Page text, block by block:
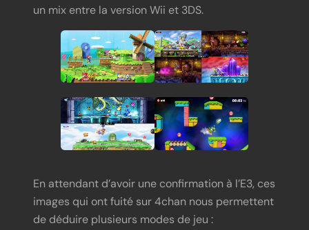
un mix entre la version Wii et 3DS.
En attendant d’avoir une confirmation à l’E3, ces
images qui ont fuité sur 4chan nous permettent
de déduire plusieurs modes de jeu :